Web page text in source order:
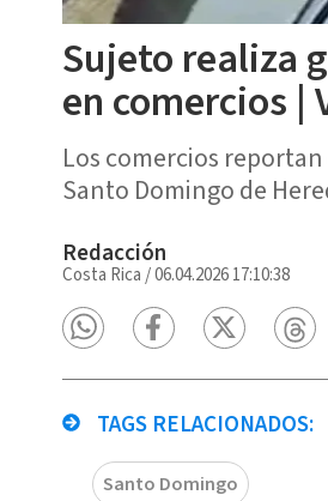
Sujeto realiza
en comercios |
Los comercios
Santo Domingo de
Redacción
Costa Rica /06.04.2026 17:10:38
TAGS RELACIONADOS:
Santo Domingo